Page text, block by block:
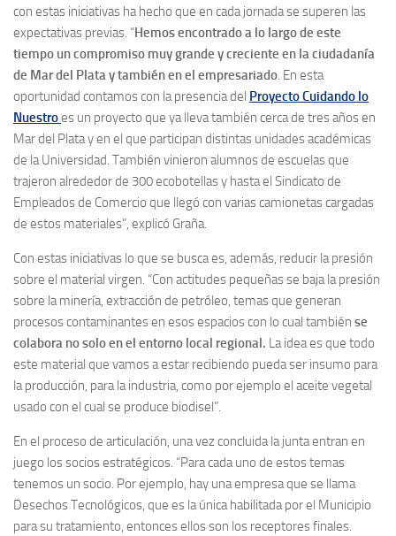
con estas iniciativas ha hecho que en cada jornada se superen las
expectativas previas. “Hemos encontrado a lo largo de este
tiempo un compromiso muy grande y creciente en la ciudadanía
de Mar del Platay también en el empresariado. En esta
oportunidad contamos con la presencia del Proyecto Cuidando lo
Nuestroes un proyecto que ya lleva también cerca de tres años en
Mar del Plata y en el que participan distintas unidades académicas
de la Universidad. También vinieron alumnos de escuelas que
trajeron alrededor de 300 ecobotellas y hasta el Sindicato de
Empleados de Comercio que llegó con varias camionetas cargadas
de estos materiales”, explicó Graña.
Con estas iniciativas lo que se busca es, además, reducir la presión
sobre el material virgen. “Con actitudes pequeñas se baja la presión
sobre la minería, extracción de petróleo, temas que generan
procesos contaminantes en esos espacios con lo cual también se
colabora no solo en el entorno local regional. La idea es que todo
este material que vamos a estar recibiendo pueda ser insumo para
la producción, para la industria, como por ejemplo el aceite vegetal
usado con el cual se produce biodisel”.
En el proceso de articulación, una vez concluida la junta entran en
juego los socios estratégicos. “Para cada uno de estos temas
tenemos un socio. Por ejemplo, hay una empresa que se llama
Desechos Tecnológicos, que es la única habilitada por el Municipio
para su tratamiento, entonces ellos son los receptores finales.